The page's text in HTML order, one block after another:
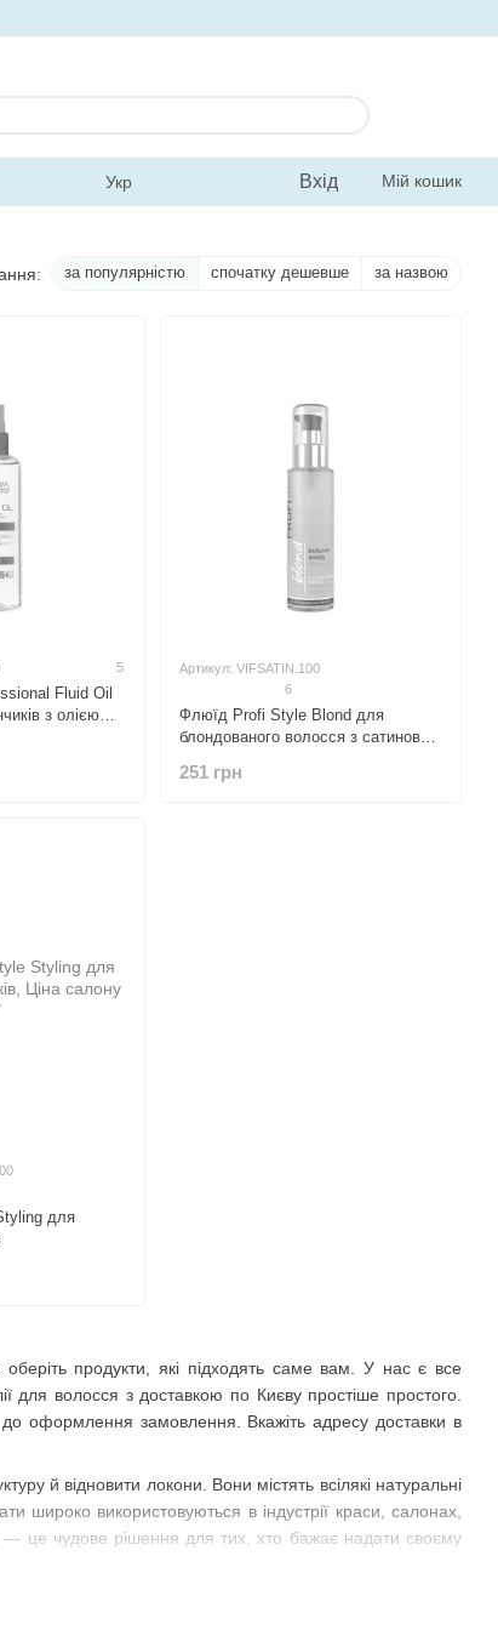
Укр Вхід Мій кошик
за популярністю спочатку дешевше за назвою
продукти, які підходять саме вам. У нас є все
для волосся з доставкою по Києву простіше простого.
до оформлення замовлення. Вкажіть адресу доставки в
й відновити локони. Вони містять всілякі натуральні
широко використовуються в індустрії краси, салонах,
— це чудове рішення для тих, хто бажає надати своєму
5
Fluid Oil
з олією
Артикул: VIFSATIN.100
6
Флюїд Profi Style Blond для
блондованого волосся з сатиновою
251 грн
для